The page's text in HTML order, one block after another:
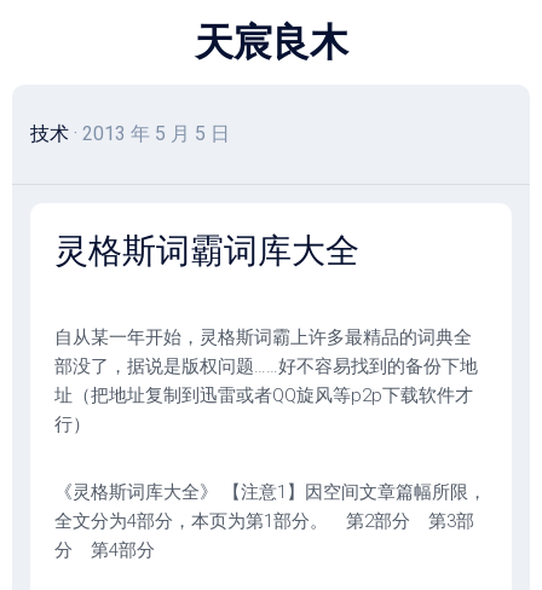
天宸良木
技术 · 2013 年 5 月 5 日
灵格斯词霸词库大全
自从某一年开始，灵格斯词霸上许多最精品的词典全
部没了，据说是版权问题……好不容易找到的备份下地
址（把地址复制到迅雷或者QQ旋风等p2p下载软件才
行）
《灵格斯词库大全》 【注意1】因空间文章篇幅所限，
全文分为4部分，本页为第1部分。 第2部分 第3部
分 第4部分